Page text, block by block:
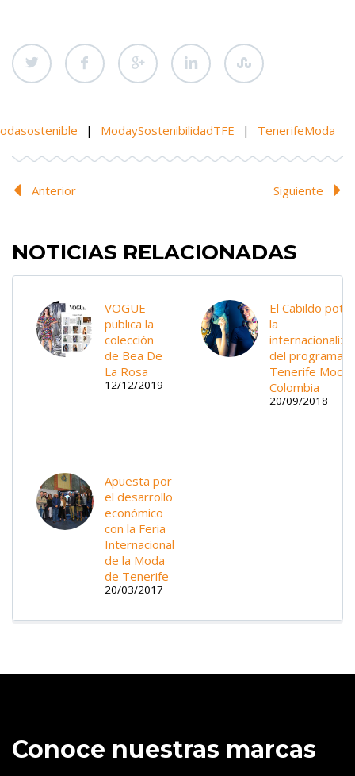
| ModaySostenibilidadTFE | TenerifeModa
Anterior Siguiente
NOTICIAS RELACIONADAS
VOGUE
publica la
colección
de Bea De
La Rosa
12/12/2019
El Cabildo
la
del programa
Tenerife Moda
Colombia
20/09/2018
Apuesta por
el desarrollo
económico
con la Feria
Internacional
de la Moda
de Tenerife
20/03/2017
Conoce nuestras marcas